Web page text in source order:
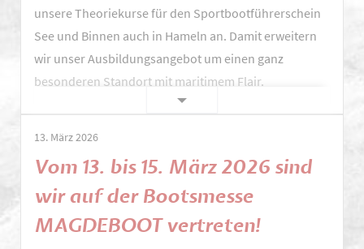
unsere Theoriekurse für den Sportbootführerschein
See und Binnen auch in Hameln an. Damit erweitern
wir unser Ausbildungsangebot um einen ganz
besonderen Standort mit maritimem Flair.
Hameln:
Sportbootführerschein
dem
13. März 2026
Vom 13. bis 15. März 2026 sind
wir auf der Bootsmesse
MAGDEBOOT vertreten!